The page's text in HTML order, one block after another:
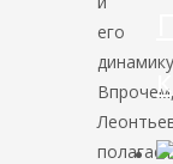
его
Впрочем,